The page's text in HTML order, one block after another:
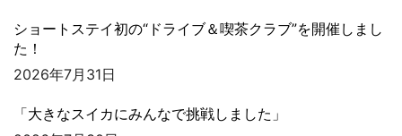
ショートステイ初の“ドライブ＆喫茶クラブ”を開催しまし
た！
2026年7月31日
「大きなスイカにみんなで挑戦しました」